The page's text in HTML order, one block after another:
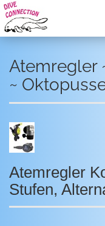
Atemregler
~
Atemregler
Stufen,